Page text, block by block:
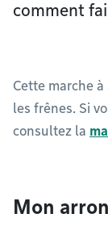
comment
Cette marche
les frênes. Si
consultez la
Mon